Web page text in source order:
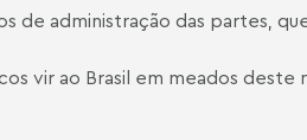
de administração das partes,
vir ao Brasil em meados deste